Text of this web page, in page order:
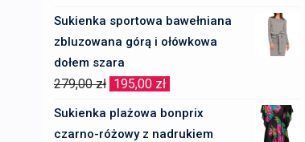
Sukienka sportowa bawełniana
zbluzowana górą i ołówkowa
dołem szara
279,00zł Pierwotna
cena
wynosiła:
195,00 zł
cena
wynosi:
Sukienka plażowa bonprix
czarno-różowy z nadrukiem